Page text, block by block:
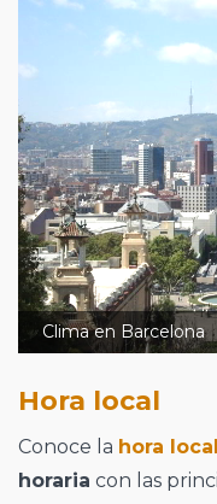
Clima en Barcelona
Hora local
Conoce la hora local
horaria con las